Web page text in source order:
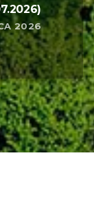
2026